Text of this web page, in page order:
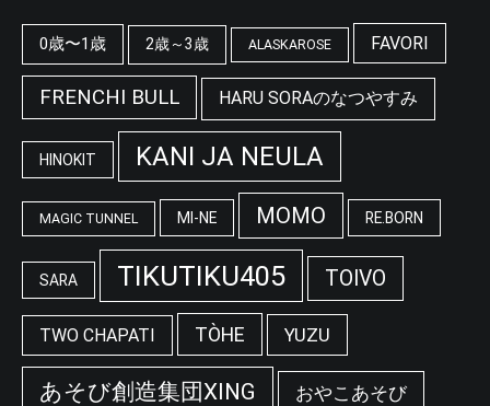
0歳〜1歳 2歳～3歳 ALASKAROSE FAVORI
FRENCHI BULL HARU SORAのなつやすみ
HINOKIT KANI JA NEULA
MAGIC TUNNEL MI-NE MOMO RE.BORN
SARA TIKUTIKU405 TOIVO
TWO CHAPATI TÒHE YUZU
あそび創造集団XING おやこあそび